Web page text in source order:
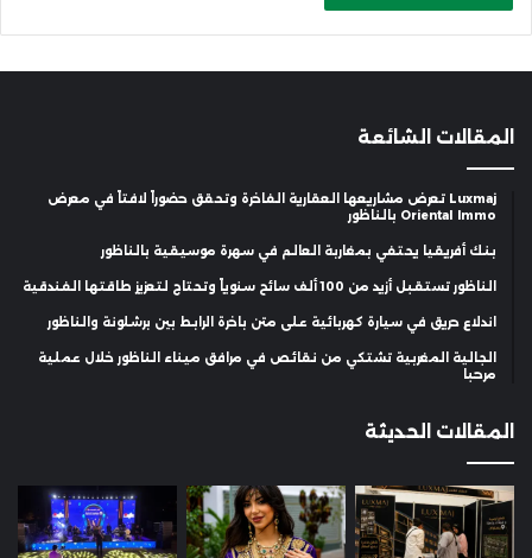
المقالات الشائعة
Luxmaj تعرض مشاريعها العقارية الفاخرة وتحقق حضوراً لافتاً في معرض
Oriental Immo بالناظور
بنك أفريقيا يحتفي بمغاربة العالم في سهرة موسيقية بالناظور
الناظور تستقبل أزيد من 100 ألف سائح سنوياً وتحتاج لتعزيز طاقتها الفندقية
اندلاع حريق في سيارة كهربائية على متن باخرة الرابط بين برشلونة والناظور
الجالية المغربية تشتكي من نقائص في مرافق ميناء الناظور خلال عملية
مرحبا
المقالات الحديثة